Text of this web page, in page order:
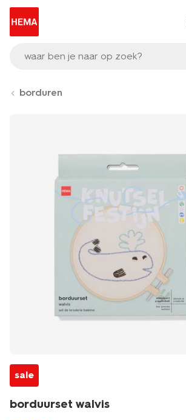
waar ben je naar op zoek?
borduren
sale
borduurset walvis